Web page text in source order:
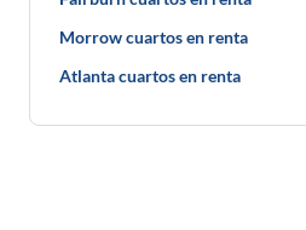
Morrow cuartos en renta
Atlanta cuartos en renta